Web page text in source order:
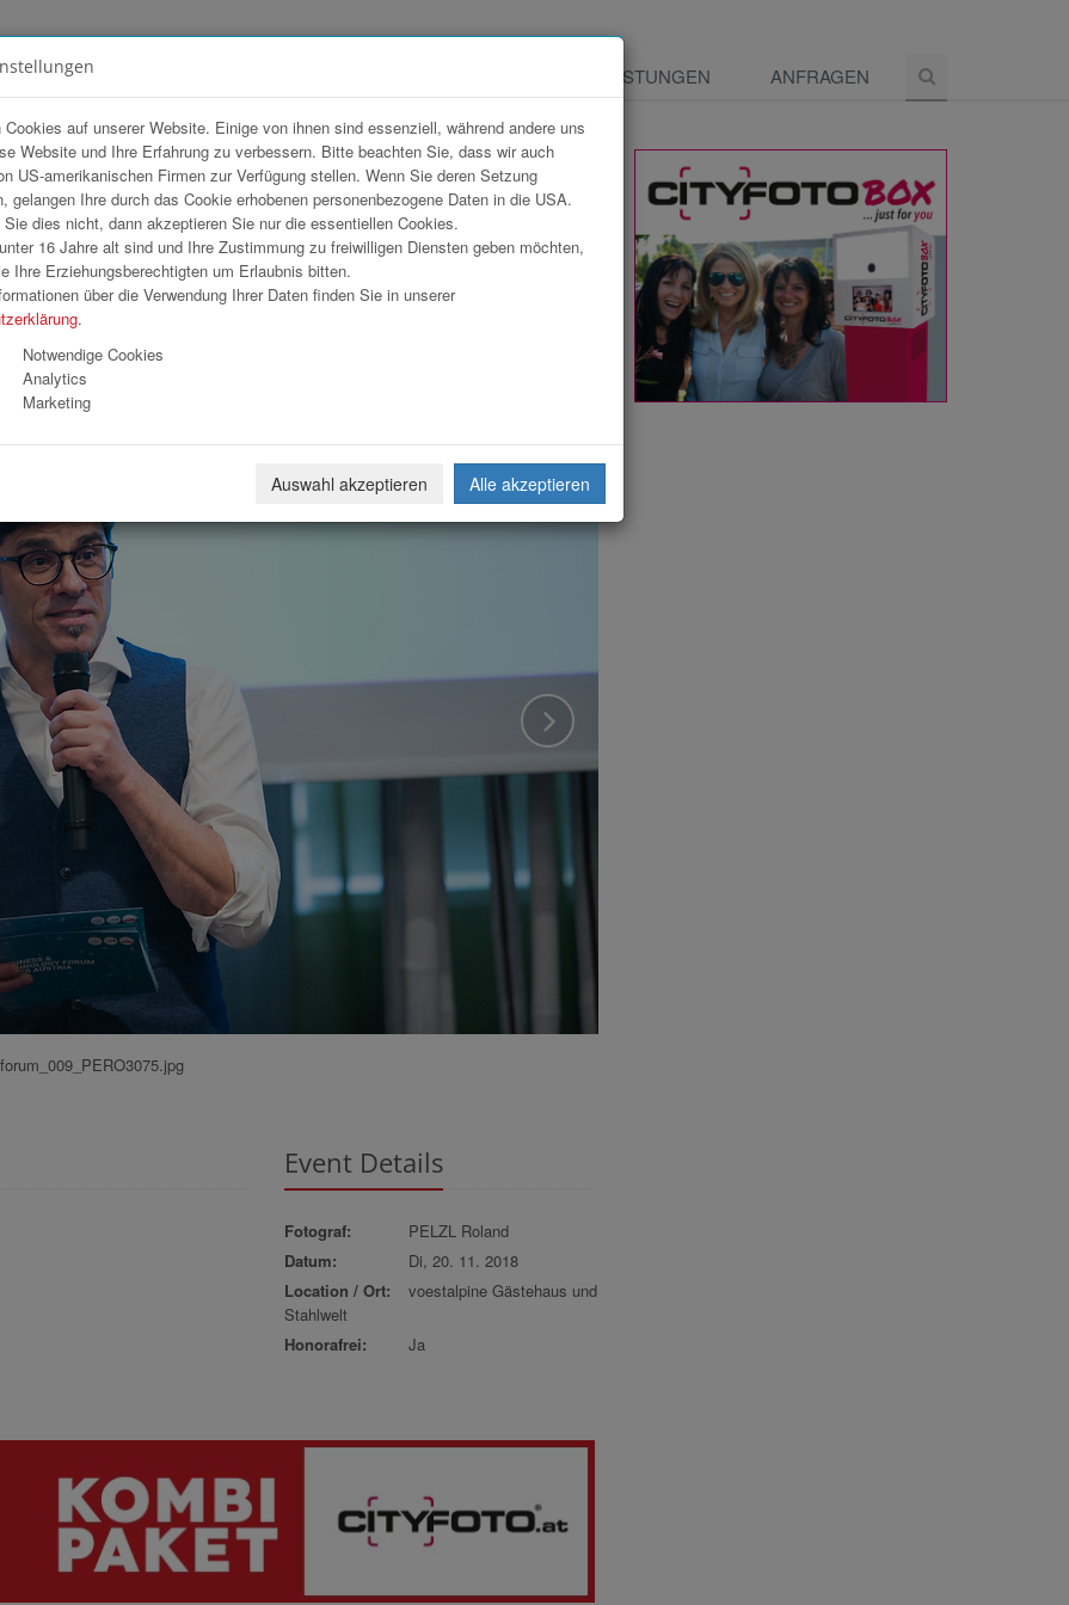
LEISTUNGEN ANFRAGEN
Technology Forum Tag 1 und 2
Download Weiterleiten
forum_009_PERO3075.jpg
Event Details
Fotograf:
PELZL Roland
Datum:
Di, 20. 11. 2018
Location / Ort:
voestalpine Gästehaus und
Stahlwelt
Honorafrei:
Ja
Cookies auf unserer Website. Einige von ihnen sind essenziell, während andere uns
Website und Ihre Erfahrung zu verbessern. Bitte beachten Sie, dass wir auch
US-amerikanischen Firmen zur Verfügung stellen. Wenn Sie deren Setzung
gelangen Ihre durch das Cookie erhobenen personenbezogene Daten in die USA.
dies nicht, dann akzeptieren Sie nur die essentiellen Cookies.
16 Jahre alt sind und Ihre Zustimmung zu freiwilligen Diensten geben möchten,
Ihre Erziehungsberechtigten um Erlaubnis bitten.
über die Verwendung Ihrer Daten finden Sie in unserer
.
Notwendige Cookies
Analytics
Marketing
Auswahl akzeptieren Alle akzeptieren